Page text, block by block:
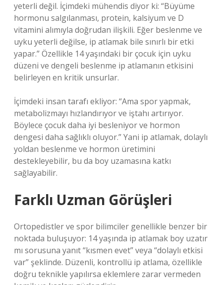
yeterli değil. İçimdeki mühendis diyor ki: “Büyüme
hormonu salgılanması, protein, kalsiyum ve D
vitamini alımıyla doğrudan ilişkili. Eğer beslenme ve
uyku yeterli değilse, ip atlamak bile sınırlı bir etki
yapar.” Özellikle 14 yaşındaki bir çocuk için uyku
düzeni ve dengeli beslenme ip atlamanın etkisini
belirleyen en kritik unsurlar.
İçimdeki insan tarafı ekliyor: “Ama spor yapmak,
metabolizmayı hızlandırıyor ve iştahı artırıyor.
Böylece çocuk daha iyi besleniyor ve hormon
dengesi daha sağlıklı oluyor.” Yani ip atlamak, dolaylı
yoldan beslenme ve hormon üretimini
destekleyebilir, bu da boy uzamasına katkı
sağlayabilir.
Farklı Uzman Görüşleri
Ortopedistler ve spor bilimciler genellikle benzer bir
noktada buluşuyor: 14 yaşında ip atlamak boy uzatır
mı sorusuna yanıt “kısmen evet” veya “dolaylı etkisi
var” şeklinde. Düzenli, kontrollü ip atlama, özellikle
doğru teknikle yapılırsa eklemlere zarar vermeden